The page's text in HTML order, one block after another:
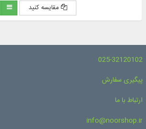
مقایسه کنید
025-32120102
پیگیری سفارش
ارتباط با ما
info@noorshop.ir